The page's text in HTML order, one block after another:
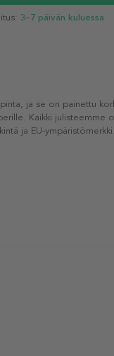
3–7 päivän kuluessa
ja se on painettu
Kaikki julisteemme
ja EU-ympäristömerkki.